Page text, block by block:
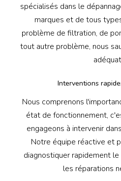
spécialisés dans le
marques et de tous
problème de filtration, de
tout autre problème, nous
Interventions
Nous comprenons
état de fonctionnement,
engageons à intervenir
Notre équipe réactive et
diagnostiquer rapidement
les réparations